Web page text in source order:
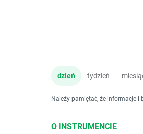
dzień tydzień
Należy pamiętać, że informacje i
O INSTRUMENCIE